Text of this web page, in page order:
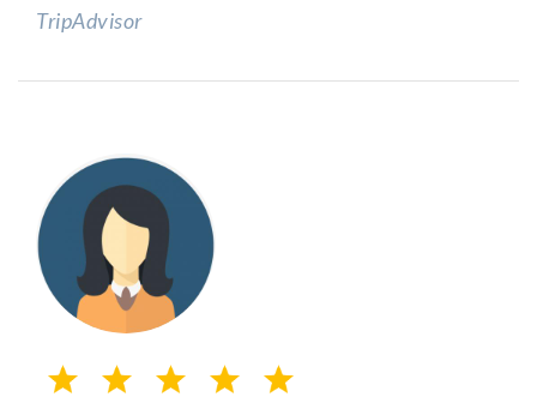
TripAdvisor